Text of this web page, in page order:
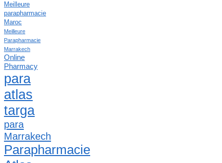
Meilleure
parapharmacie
Maroc
Meilleure
Parapharmacie
Marrakech
Online
Pharmacy
para
atlas
targa
para
Marrakech
Parapharmacie